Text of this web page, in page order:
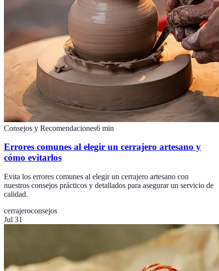
Consejos y Recomendaciones6 min
Errores comunes al elegir un cerrajero artesano y
cómo evitarlos
Evita los errores comunes al elegir un cerrajero artesano con
nuestros consejos prácticos y detallados para asegurar un servicio de
calidad.
cerrajeroconsejos
Jul 31